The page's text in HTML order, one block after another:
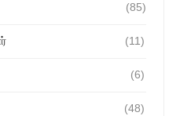
(85)
(11)
(6)
(48)